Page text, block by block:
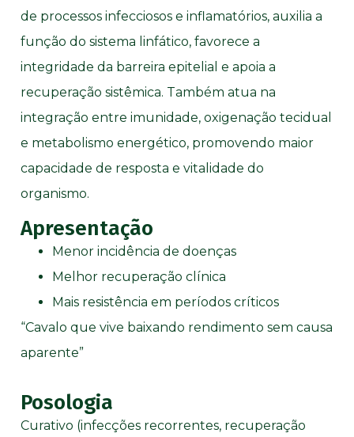
de processos infecciosos e inflamatórios, auxilia a
função do sistema linfático, favorece a
integridade da barreira epitelial e apoia a
recuperação sistêmica. Também atua na
integração entre imunidade, oxigenação tecidual
e metabolismo energético, promovendo maior
capacidade de resposta e vitalidade do
organismo.
Apresentação
Menor incidência de doenças
Melhor recuperação clínica
Mais resistência em períodos críticos
“Cavalo que vive baixando rendimento sem causa
aparente”
Posologia
Curativo (infecções recorrentes, recuperação